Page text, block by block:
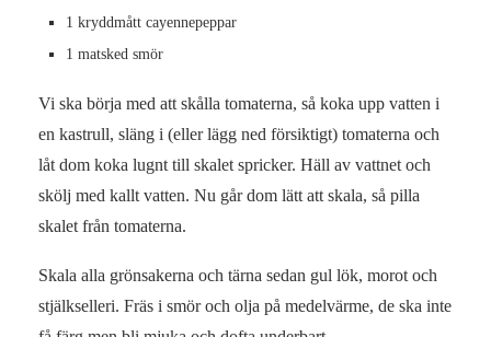
1 kryddmått cayennepeppar
1 matsked smör
Vi ska börja med att skålla tomaterna, så koka upp vatten i
en kastrull, släng i (eller lägg ned försiktigt) tomaterna och
låt dom koka lugnt till skalet spricker. Häll av vattnet och
skölj med kallt vatten. Nu går dom lätt att skala, så pilla
skalet från tomaterna.
Skala alla grönsakerna och tärna sedan gul lök, morot och
stjälkselleri. Fräs i smör och olja på medelvärme, de ska inte